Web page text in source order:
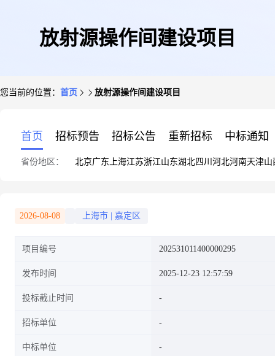
放射源操作间建设项目
您当前的位置： 首页 放射源操作间建设项目
首页 招标预告 招标公告 重新招标 中标通知
省份地区： 北京广东 上海江苏浙江山东湖北四川 河北河南天津山
2026-08-08 上海市 嘉定区
项目编号 202531011400000295
发布时间 2025-12-23 12:57:59
投标截止时间
招标单位
中标单位